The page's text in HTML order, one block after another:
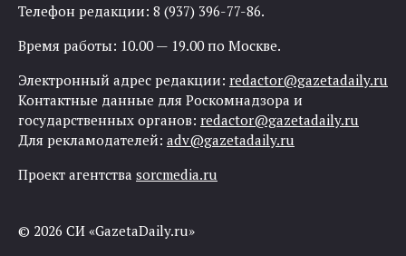
Телефон редакции: 8 (937) 396-77-86.
Время работы: 10.00 — 19.00 по Москве.
Электронный адрес редакции: redactor@gazetadaily.ru
Контактные данные для Роскомнадзора и
государственных органов: redactor@gazetadaily.ru
Для рекламодателей: adv@gazetadaily.ru
Проект агентства sorcmedia.ru
© 2026 СИ «GazetaDaily.ru»